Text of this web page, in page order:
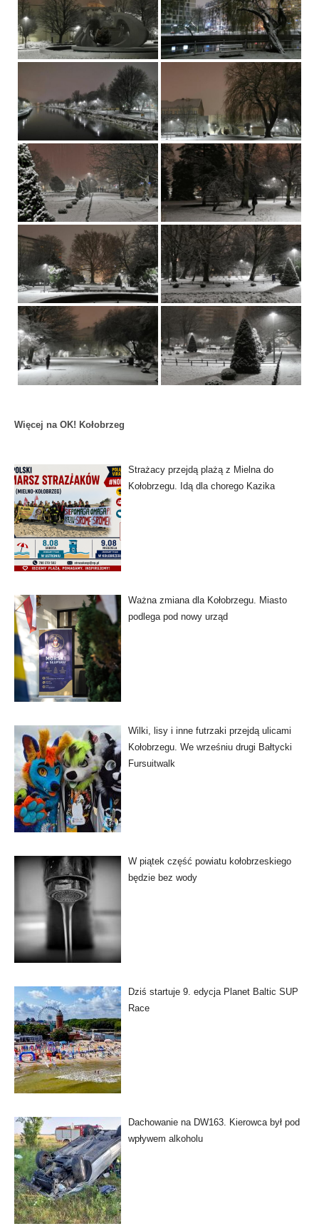
Więcej na OK! Kołobrzeg
Strażacy przejdą plażą z Mielna do
Kołobrzegu. Idą dla chorego Kazika
Ważna zmiana dla Kołobrzegu. Miasto
podlega pod nowy urząd
Wilki, lisy i inne futrzaki przejdą ulicami
Kołobrzegu. We wrześniu drugi Bałtycki
Fursuitwalk
W piątek część powiatu kołobrzeskiego
będzie bez wody
Dziś startuje 9. edycja Planet Baltic SUP
Race
Dachowanie na DW163. Kierowca był pod
wpływem alkoholu